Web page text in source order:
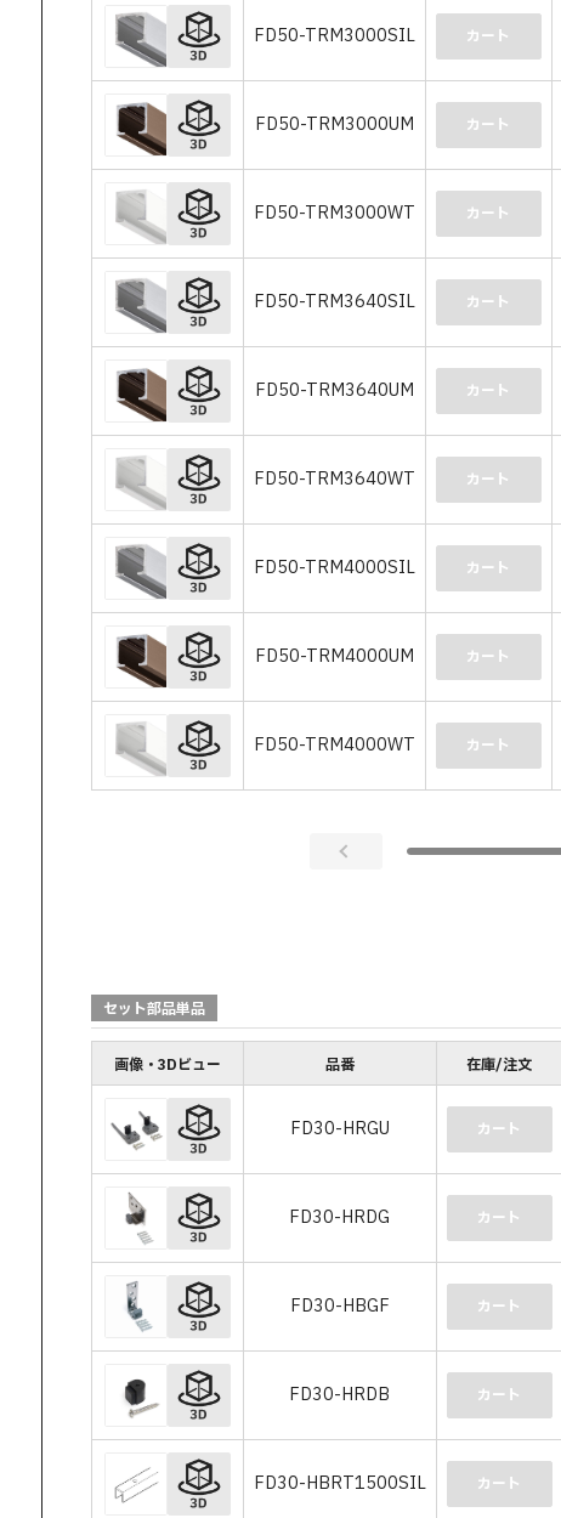
FD50-TRM3000SIL カート
FD50-TRM3000UM カート
FD50-TRM3000WT カート
FD50-TRM3640SIL カート
FD50-TRM3640UM カート
FD50-TRM3640WT カート
FD50-TRM4000SIL カート
FD50-TRM4000UM カート
FD50-TRM4000WT カート
セット部品単品
画像・3Dビュー 品番 在庫/注文
FD30-HRGU カート
FD30-HRDG カート
FD30-HBGF カート
FD30-HRDB カート
FD30-HBRT1500SIL カート